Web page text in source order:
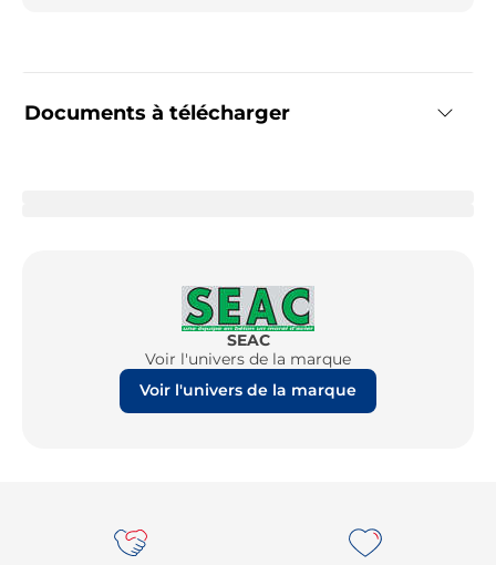
Documents à télécharger
SEAC
Voir l'univers de la marque
Voir l'univers de la marque